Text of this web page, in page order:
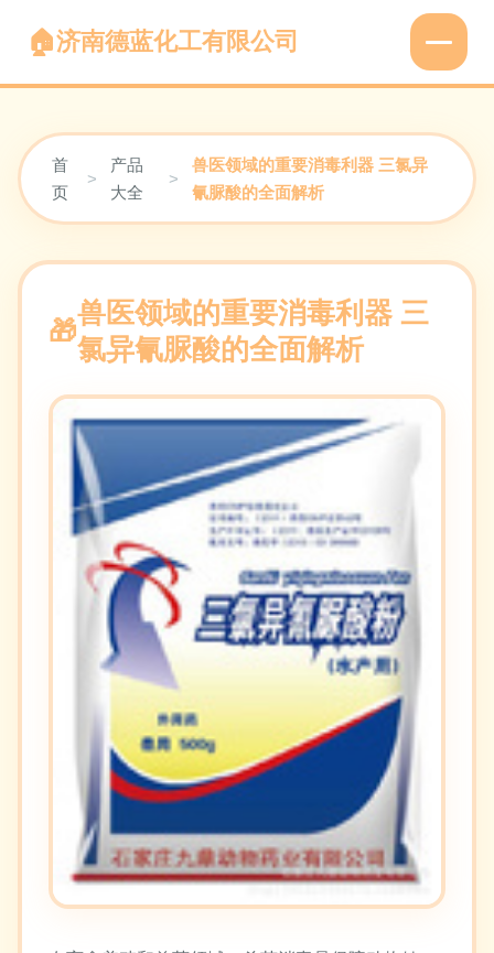
济南德蓝化工有限公司
首
页
>
产品
大全
>
兽医领域的重要消毒利器 三氯异
氰脲酸的全面解析
兽医领域的重要消毒利器 三
氯异氰脲酸的全面解析